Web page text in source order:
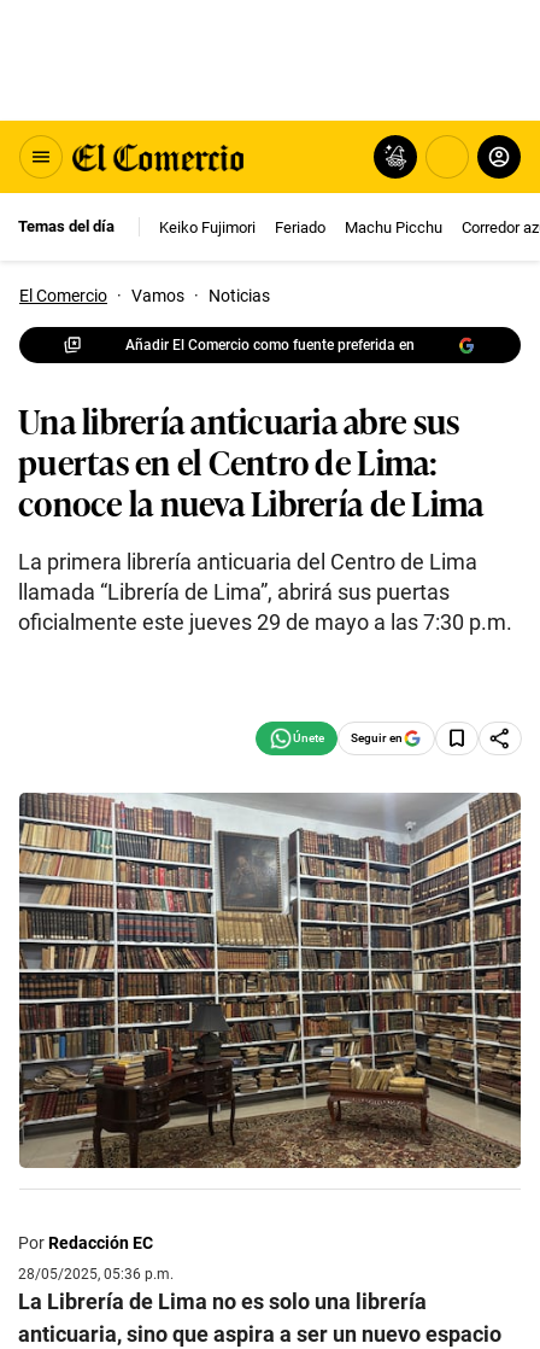
Temas del día Keiko Fujimori Feriado Machu Picchu Corredor
El Comercio · Vamos · Noticias
Añadir El Comercio como fuente preferida en
Una librería anticuaria abre sus
puertas en el Centro de Lima:
conoce la nueva Librería de Lima
La primera librería anticuaria del Centro de Lima
llamada “Librería de Lima”, abrirá sus puertas
oficialmente este jueves 29 de mayo a las 7:30 p.m.
Seguir en
PorRedacción EC
28/05/2025, 05:36 p.m.
La Librería de Lima no es solo una librería
anticuaria, sino que aspira a ser un nuevo espacio